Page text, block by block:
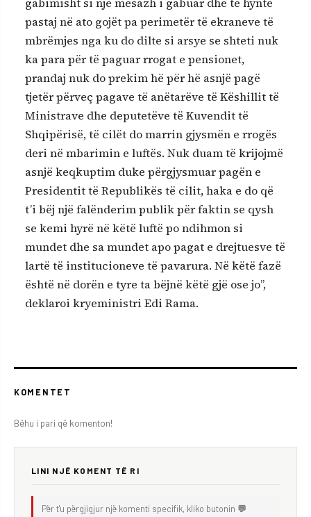
pastaj në ato gojët pa perimetër të ekraneve të
mbrëmjes nga ku do dilte si arsye se shteti nuk
ka para për të paguar rrogat e pensionet,
prandaj nuk do prekim hë për hë asnjë pagë
tjetër përveç pagave të anëtarëve të Këshillit të
Ministrave dhe deputetëve të Kuvendit të
Shqipërisë, të cilët do marrin gjysmën e rrogës
deri në mbarimin e luftës. Nuk duam të krijojmë
asnjë keqkuptim duke përgjysmuar pagën e
Presidentit të Republikës të cilit, haka e do që
t’i bëj një falënderim publik për faktin se qysh
se kemi hyrë në këtë luftë po ndihmon si
mundet dhe sa mundet apo pagat e drejtuesve të
lartë të institucioneve të pavarura. Në këtë fazë
është në dorën e tyre ta bëjnë këtë gjë ose jo”,
deklaroi kryeministri Edi Rama.
KOMENTET
Bëhu i pari që komenton!
LINI NJË KOMENT TË RI
Për t'u përgjigjur një komenti specifik, kliko butonin 💬